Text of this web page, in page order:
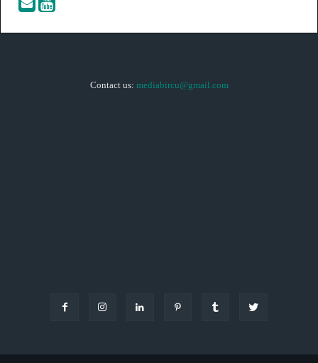
Contact us: mediabircu@gmail.com